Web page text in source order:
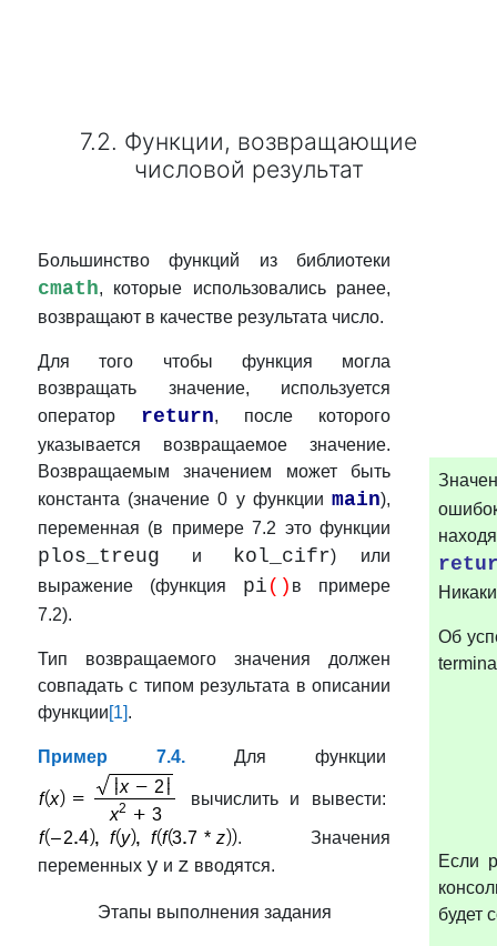
7.2. Функции, возвращающие
числовой результат
Большинство функций из библиотеки
cmath, которые использовались ранее,
возвращают в качестве результата число.
Для того чтобы функция могла
возвращать значение, используется
оператор return, после которого
указывается возвращаемое значение.
Возвращаемым значением может быть
константа (значение 0 у функции main),
переменная (в примере 7.2 это функции
plos_treug и kol_cifr) или
выражение (функция pi () в примере
7.2).
Тип возвращаемого значения должен
совпадать с типом результата в описании
функции[1].
Пример 7.4. Для функции
вычислить и вывести:
. Значения
переменных y и z вводятся.
Этапы выполнения задания
Об
Если
будет